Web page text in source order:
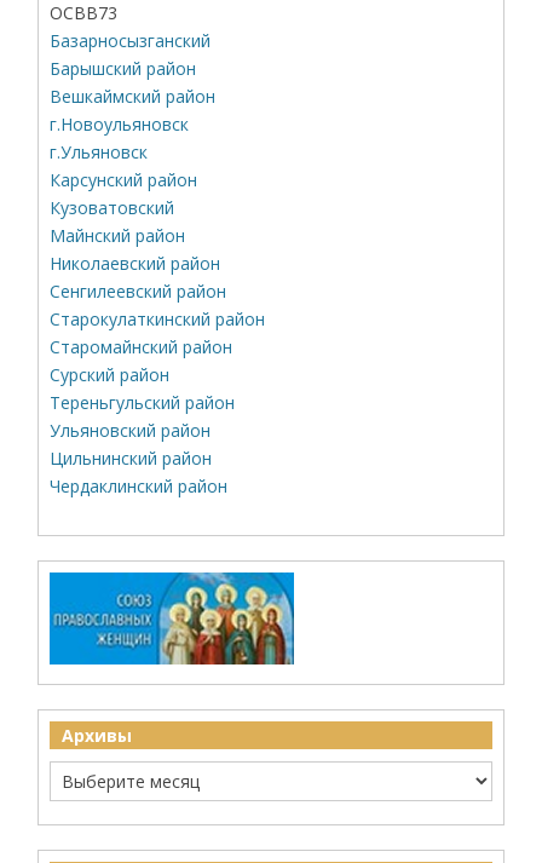
ОСВВ73
Базарносызганский
Барышский район
Вешкаймский район
г.Новоульяновск
г.Ульяновск
Карсунский район
Кузоватовский
Майнский район
Николаевский район
Сенгилеевский район
Старокулаткинский район
Старомайнский район
Сурский район
Тереньгульский район
Ульяновский район
Цильнинский район
Чердаклинский район
Архивы